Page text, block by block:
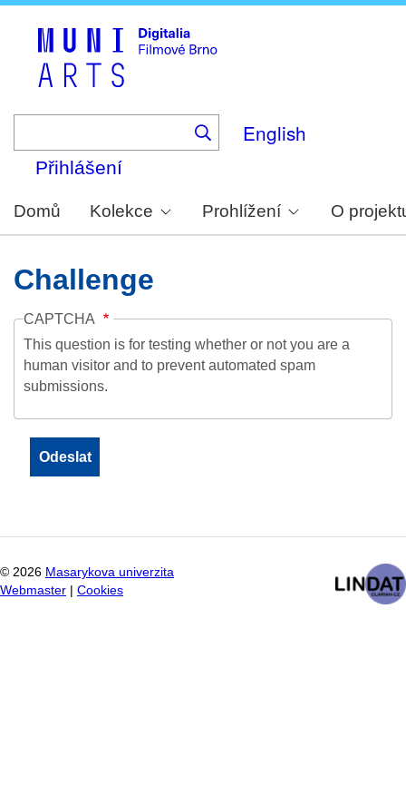
English
Přihlášení
Domů Kolekce Prohlížení O
Challenge
CAPTCHA
This question is for testing whether or not you are a
human visitor and to prevent automated spam
submissions.
© 2026 Masarykova univerzita
Webmaster
Cookies